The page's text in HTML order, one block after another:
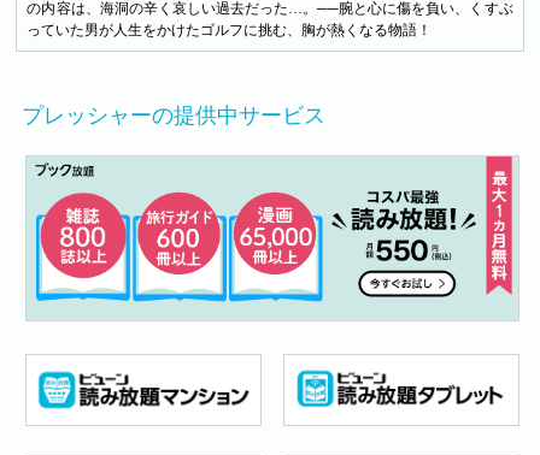
の内容は、海洞の辛く哀しい過去だった…。──腕と心に傷を負い、くすぶ
っていた男が人生をかけたゴルフに挑む、胸が熱くなる物語！
プレッシャーの提供中サービス